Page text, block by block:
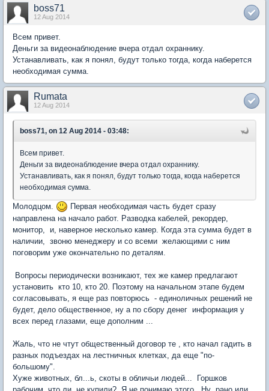
boss71
12 Aug 2014
Всем привет.
Деньги за видеонаблюдение вчера отдал охраннику.
Устанавливать, как я понял, будут только тогда, когда наберется
необходимая сумма.
Rumata
12 Aug 2014
boss71, on 12 Aug 2014 - 03:48:
Всем привет.
Деньги за видеонаблюдение вчера отдал охраннику.
Устанавливать, как я понял, будут только тогда, когда наберется
необходимая сумма.
Молодцом.
Первая необходимая часть будет сразу
направлена на начало работ. Разводка кабелей, рекордер,
монитор, и, наверное несколько камер. Когда эта сумма будет в
наличии, звоню менеджеру и со всеми желающими с ним
поговорим уже окончательно по деталям.
Вопросы периодически возникают, тех же камер предлагают
установить кто 10, кто 20. Поэтому на начальном этапе будем
согласовывать, я еще раз повторюсь - единоличных решений не
будет, дело общественное, ну а по сбору денег информация у
всех перед глазами, еще дополним ...
Жаль, что не чтут общественный договор те , кто начал гадить в
разных подъездах на лестничных клетках, да еще "по-
большому".
Хуже животных, бл...ь, скоты в обличьи людей... Горшков